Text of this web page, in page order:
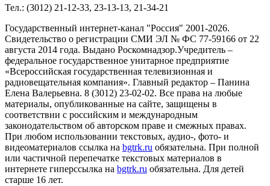
Тел.: (3012) 21-12-33, 23-13-13, 21-34-21
Государственный интернет-канал "Россия" 2001-2026.
Cвидетельство о регистрации СМИ ЭЛ № ФС 77-59166 от 22
августа 2014 года. Выдано Роскомнадзор.Учредитель –
федеральное государственное унитарное предприятие
«Всероссийская государственная телевизионная и
радиовещательная компания». Главный редактор – Панина
Елена Валерьевна. 8 (3012) 23-02-02. Все права на любые
материалы, опубликованные на сайте, защищены в
соответствии с российским и международным
законодательством об авторском праве и смежных правах.
При любом использовании текстовых, аудио-, фото- и
видеоматериалов ссылка на bgtrk.ru обязательна. При полной
или частичной перепечатке текстовых материалов в
интернете гиперссылка на bgtrk.ru обязательна. Для детей
старше 16 лет.